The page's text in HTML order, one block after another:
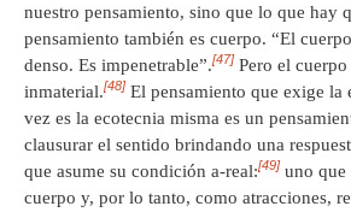
nuestro pensamiento, sino que lo que hay
pensamiento también es cuerpo. “El
denso. Es impenetrable”.[47] Pero el
inmaterial.[48] El pensamiento que exige la
vez es la ecotecnia misma es un
clausurar el sentido brindando una
que asume su condición a-real:[49] uno que
cuerpo y, por lo tanto, como atracciones,